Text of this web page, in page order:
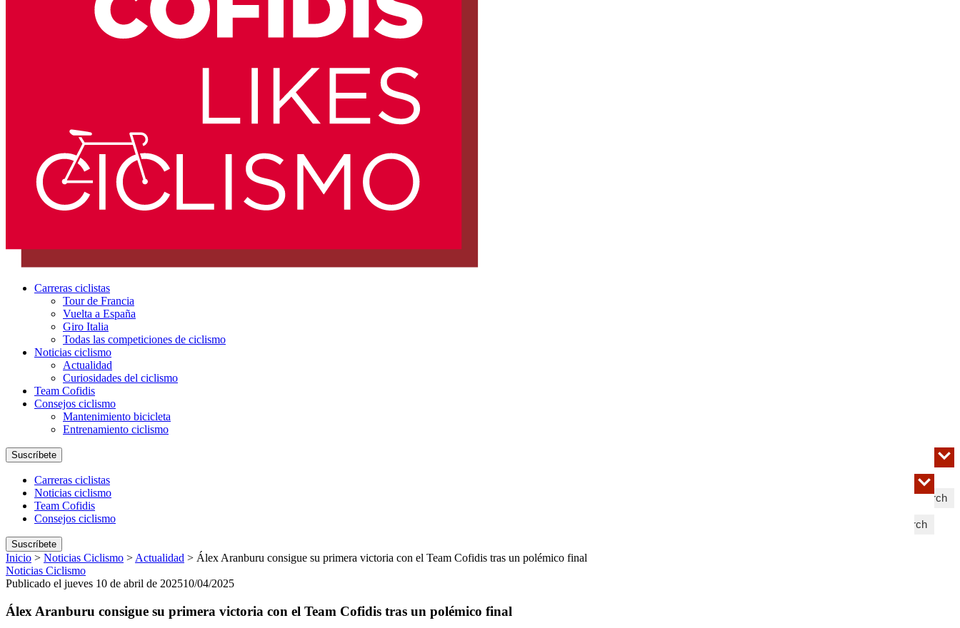
Carreras ciclistas
Tour de Francia
Vuelta a España
Giro Italia
Todas las competiciones de ciclismo
Noticias ciclismo
Actualidad
Curiosidades del ciclismo
Team Cofidis
Consejos ciclismo
Mantenimiento bicicleta
Entrenamiento ciclismo
Search
Suscríbete
Search
Carreras ciclistas
Noticias ciclismo
Team Cofidis
Consejos ciclismo
Suscríbete
Inicio > Noticias Ciclismo > Actualidad > Álex Aranburu consigue su primera victoria con el Team Cofidis tras un polémico final
Noticias Ciclismo
Publicado el jueves 10 de abril de 202510/04/2025
Álex Aranburu consigue su primera victoria con el Team Cofidis tras un polémico final